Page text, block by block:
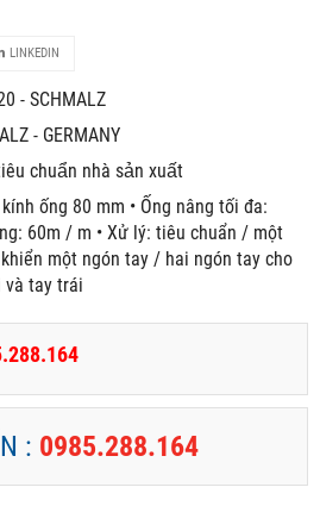
LINKEDIN
- SCHMALZ
- GERMANY
chuẩn nhà sản xuất
ống 80 mm • Ống nâng tối đa:
60m / m • Xử lý: tiêu chuẩn / một
một ngón tay / hai ngón tay cho
và tay trái
: 0985.288.164